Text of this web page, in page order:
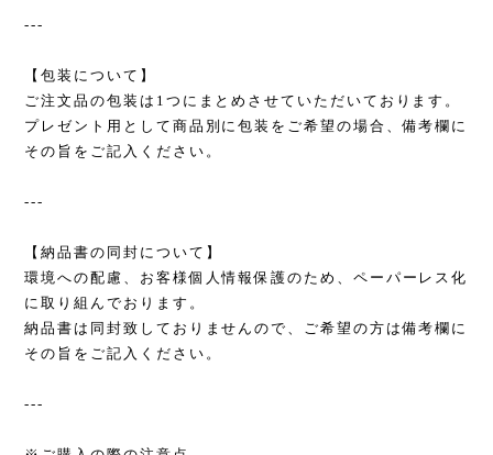
---
【包装について】
ご注文品の包装は1つにまとめさせていただいております。
プレゼント用として商品別に包装をご希望の場合、備考欄に
その旨をご記入ください。
---
【納品書の同封について】
環境への配慮、お客様個人情報保護のため、ペーパーレス化
に取り組んでおります。
納品書は同封致しておりませんので、ご希望の方は備考欄に
その旨をご記入ください。
---